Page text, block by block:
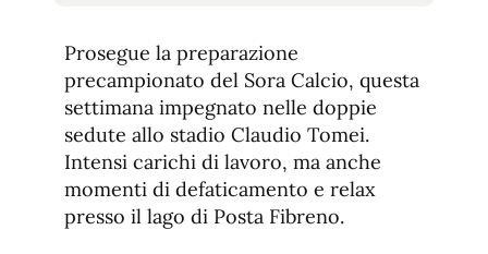
de
fuente
de
fuente.
Prosegue la preparazione
precampionato del Sora Calcio, questa
settimana impegnato nelle doppie
sedute allo stadio Claudio Tomei.
Intensi carichi di lavoro, ma anche
momenti di defaticamento e relax
presso il lago di Posta Fibreno.